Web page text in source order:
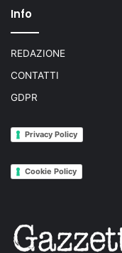
Info
REDAZIONE
CONTATTI
GDPR
Privacy Policy
Cookie Policy